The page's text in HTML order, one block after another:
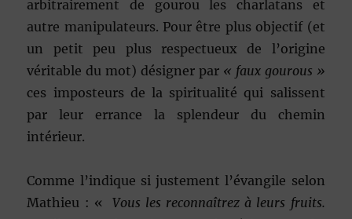
arbitrairement de gourou les charlatans et
autre manipulateurs. Pour être plus objectif (et
un petit peu plus respectueux de l’origine
véritable du mot) désigner par « faux gourous »
ces imposteurs de la spiritualité qui salissent
par leur errance la splendeur du chemin
intérieur.
Comme l’indique si justement l’évangile selon
Mathieu : « Vous les reconnaîtrez à leurs fruits.